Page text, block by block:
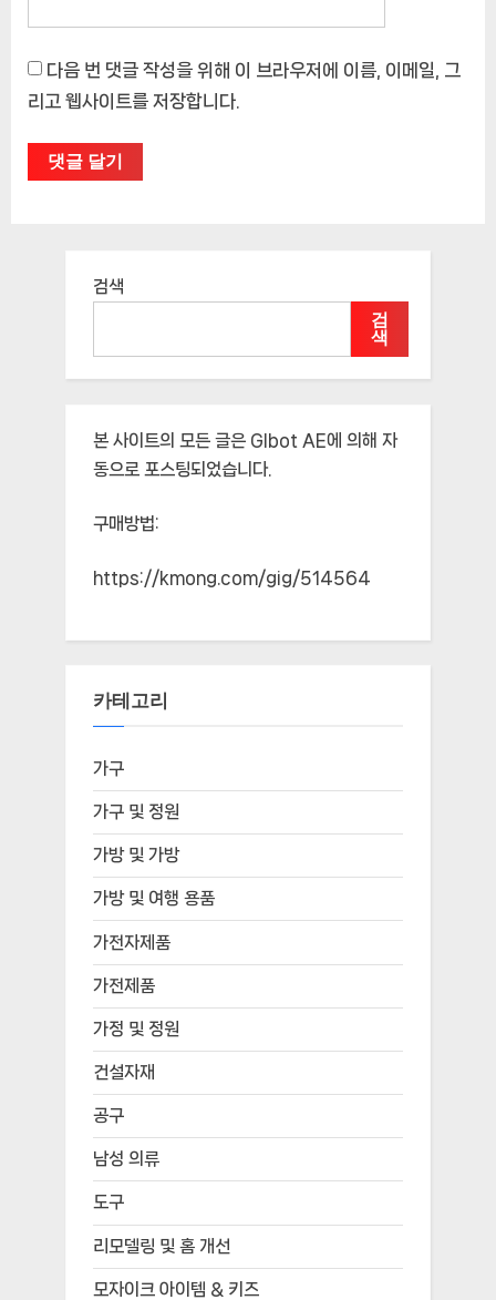
다음 번 댓글 작성을 위해 이 브라우저에 이름, 이메일, 그
리고 웹사이트를 저장합니다.
검색
검
색
본 사이트의 모든 글은 Glbot AE에 의해 자
동으로 포스팅되었습니다.
구매방법:
https://kmong.com/gig/514564
카테고리
가구
가구 및 정원
가방 및 가방
가방 및 여행 용품
가전자제품
가전제품
가정 및 정원
건설자재
공구
남성 의류
도구
리모델링 및 홈 개선
모자이크 아이템 & 키즈